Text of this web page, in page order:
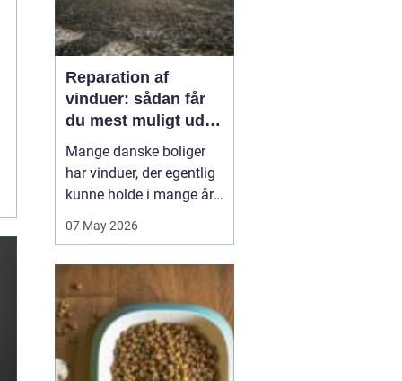
Reparation af
vinduer: sådan får
du mest muligt ud af
dine gamle rammer
Mange danske boliger
har vinduer, der egentlig
kunne holde i mange år
rigtige pleje. I stedet
for tidligt. Med den rette
reparation af vinduer
kan du bevare husets
oprindelige udtryk,
forbedre ko...
07 May 2026